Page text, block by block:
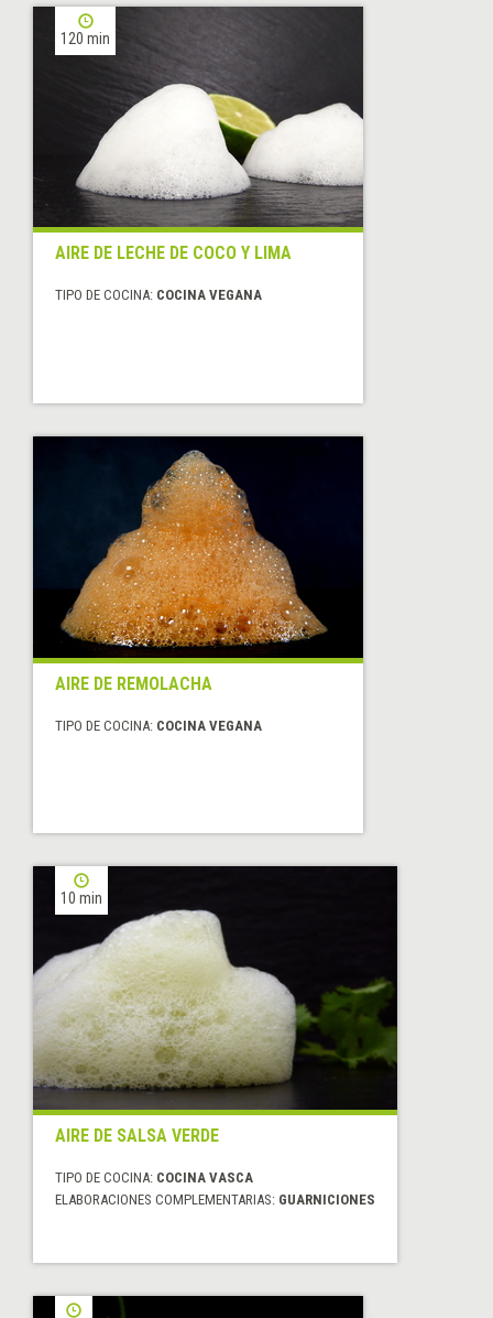
120 min
AIRE DE LECHE DE COCO Y LIMA
TIPO DE COCINA: COCINA VEGANA
AIRE DE REMOLACHA
TIPO DE COCINA: COCINA VEGANA
10 min
AIRE DE SALSA VERDE
TIPO DE COCINA: COCINA VASCA
ELABORACIONES COMPLEMENTARIAS: GUARNICIONES